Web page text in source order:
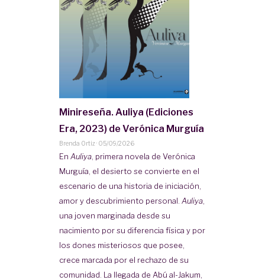
Minireseña. Auliya (Ediciones
Era, 2023) de Verónica Murguía
Brenda Ortiz · 05/09/2026
En Auliya, primera novela de Verónica
Murguía, el desierto se convierte en el
escenario de una historia de iniciación,
amor y descubrimiento personal. Auliya,
una joven marginada desde su
nacimiento por su diferencia física y por
los dones misteriosos que posee,
crece marcada por el rechazo de su
comunidad. La llegada de Abú al-Jakum,